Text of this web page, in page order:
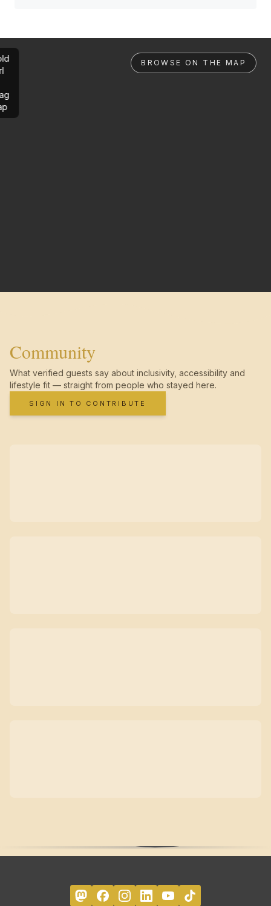
BROWSE ON THE MAP
Community
What verified guests say about inclusivity, accessibility and
lifestyle fit — straight from people who stayed here.
SIGN IN TO CONTRIBUTE